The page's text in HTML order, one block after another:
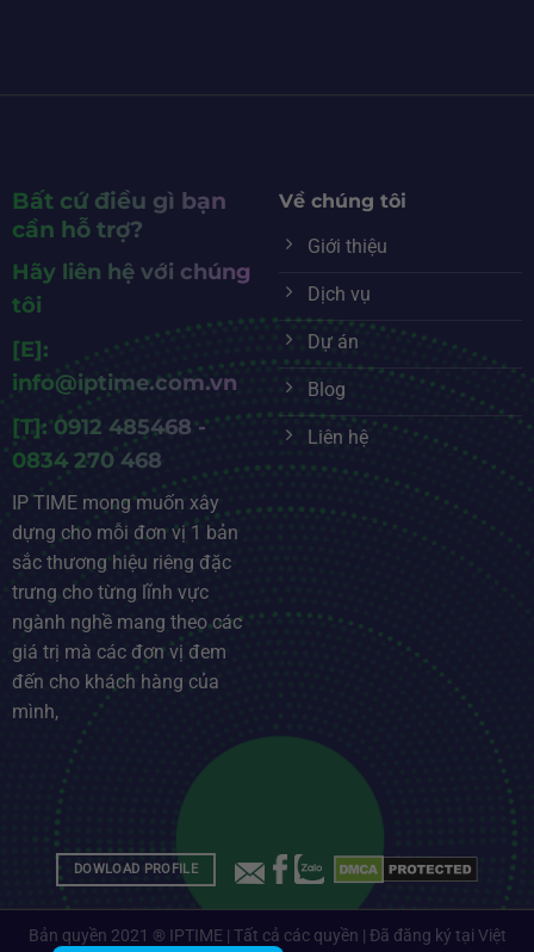
Bất cứ điều gì bạn
cần hỗ trợ?
Hãy liên hệ với chúng
tôi
[E]:
info@iptime.com.vn
[T]: 0912 485468 -
0834 270 468
IP TIME mong muốn xây
dựng cho mỗi đơn vị 1 bản
sắc thương hiệu riêng đặc
trưng cho từng lĩnh vực
ngành nghề mang theo các
giá trị mà các đơn vị đem
đến cho khách hàng của
mình,
Về chúng tôi
Giới thiệu
Dịch vụ
Dự án
Blog
Liên hệ
DOWLOAD PROFILE
Bản quyền 2021 ® IPTIME | Tất cả các quyền | Đã đăng ký tại Việt